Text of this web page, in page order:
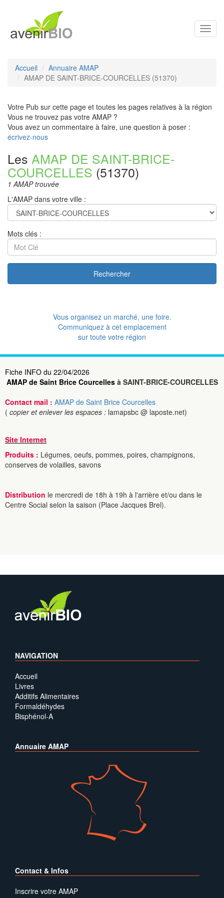
Accueil
Annuaire AMAP
AMAP DE SAINT-BRICE-COURCELLES (51370)
Votre Pub sur cette page et toutes les pages relatives à la région
Vous ne trouvez pas votre AMAP ?
Vous avez un commentaire à faire, une question à poser :
écrivez-nous
Les AMAP DE SAINT-BRICE-
COURCELLES (51370)
1 AMAP trouvée
L'AMAP dans votre ville :
Mots clés :
Rechercher
Vous organisez un marché, une foire.
Communiquez à cet emplacement
sur toute votre région
Fiche INFO du 22/04/2026
AMAP de Saint Brice Courcellesà SAINT-BRICE-COURCELLES
Contact mail : AMAP de Saint Brice Courcelles
( copier et enlever les espaces : lamapsbc @ laposte.net)
Site Internet
Produits : Légumes, oeufs, pommes, poires, champignons,
conserves de volailles, savons
Distribution le mercredi de 18h à 19h à l'arrière et/ou dans le
Centre Social selon la saison (Place Jacques Brel).
NAVIGATION
Accueil
Livres
Additifs Alimentaires
Formaldéhydes
Bisphénol-A
Annuaire AMAP
Contact & Infos
Inscrire votre AMAP